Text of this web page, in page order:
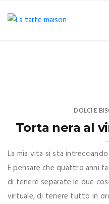
DOLCI E
Torta nera al
La mia vita si sta
E pensare che quattro anni
di tenere separate le due
virtuale, di tenere tutto in